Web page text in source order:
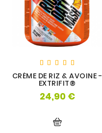
CRÈME DE RIZ & AVOINE -
EXTRIFIT®
24,90 €Prix